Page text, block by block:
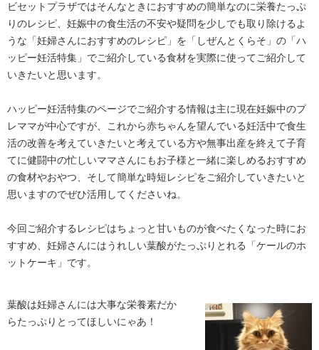
ビセットプラザではそんなときにおすすめの簡単なのに栄養たっぷ
りのレシピ、妊娠中の食生活の不安や疑問を少しでも取り除けるよ
うな「妊婦さんにおすすめのレシピ」を「しぜんとくらそ」の「ハ
ッピー妊活特集」でご紹介している食材を実際に使ってご紹介して
いきたいと思います。
ハッピー妊活特集のページでご紹介する情報は主に現在妊娠中のプ
レママが中心ですが、これから赤ちゃんを望んでいる妊活中で食生
活の改善を考えていきたいと考えている方や無事出産を終えて子育
てに健闘中の忙しいママさんにもお子様と一緒に楽しめるおすすめ
の食材やおやつ、そして簡単な時短レシピをご紹介していきたいと
思いますのでぜひ活用してくださいね。
今回ご紹介するレシピはちょっと甘いものが食べたくなった時にお
すすめ、妊婦さんにはうれしい葉酸がたっぷりとれる「ケールのホ
ットケーキ」です。
葉酸は妊婦さんには大事な栄養素だか
らたっぷりとってほしいにゃあ！